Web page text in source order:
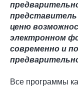
представитель
ценю
электронном
современно и
Все программы